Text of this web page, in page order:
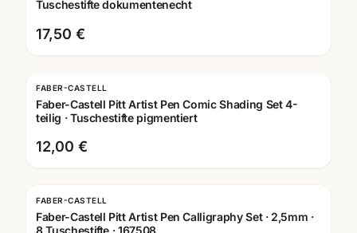
Tuschestifte dokumentenecht
17,50 €
FABER-CASTELL
Faber-Castell Pitt Artist Pen Comic Shading Set 4-
teilig · Tuschestifte pigmentiert
12,00 €
FABER-CASTELL
Faber-Castell Pitt Artist Pen Calligraphy Set · 2,5mm ·